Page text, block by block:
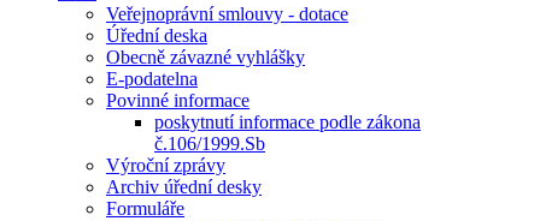
Veřejnoprávní smlouvy - dotace
Úřední deska
Obecně závazné vyhlášky
E-podatelna
Povinné informace
poskytnutí informace podle zákona
č.106/1999.Sb
Výroční zprávy
Archiv úřední desky
Formuláře